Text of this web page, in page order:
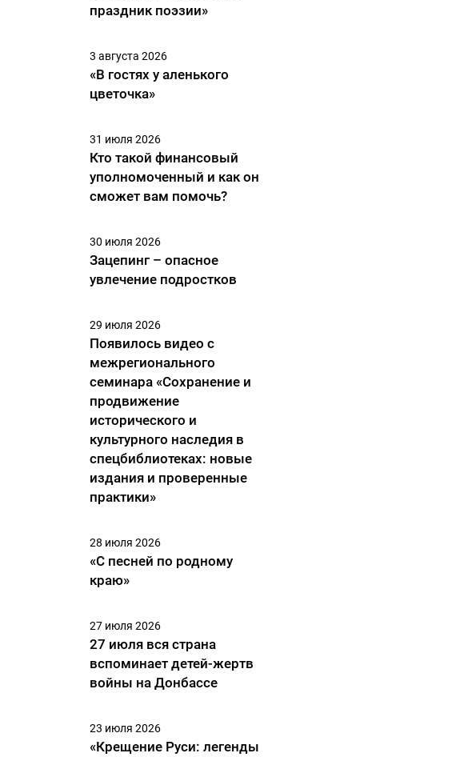
праздник поэзии»
3 августа 2026
«В гостях у аленького
цветочка»
31 июля 2026
Кто такой финансовый
уполномоченный и как он
сможет вам помочь?
30 июля 2026
Зацепинг – опасное
увлечение подростков
29 июля 2026
Появилось видео с
межрегионального
семинара «Сохранение и
продвижение
исторического и
культурного наследия в
спецбиблиотеках: новые
издания и проверенные
практики»
28 июля 2026
«С песней по родному
краю»
27 июля 2026
27 июля вся страна
вспоминает детей-жертв
войны на Донбассе
23 июля 2026
«Крещение Руси: легенды